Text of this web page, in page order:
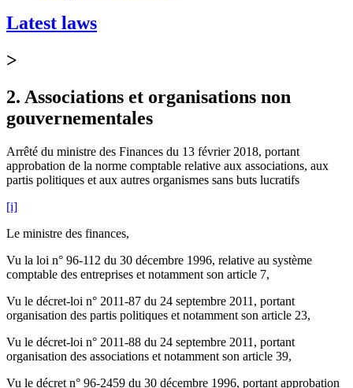
Latest laws
>
2. Associations et organisations non
gouvernementales
Arrêté du ministre des Finances du 13 février 2018, portant
approbation de la norme comptable relative aux associations, aux
partis politiques et aux autres organismes sans buts lucratifs
[i]
Le ministre des finances,
Vu la loi n° 96-112 du 30 décembre 1996, relative au système
comptable des entreprises et notamment son article 7,
Vu le décret-loi n° 2011-87 du 24 septembre 2011, portant
organisation des partis politiques et notamment son article 23,
Vu le décret-loi n° 2011-88 du 24 septembre 2011, portant
organisation des associations et notamment son article 39,
Vu le décret n° 96-2459 du 30 décembre 1996, portant approbation